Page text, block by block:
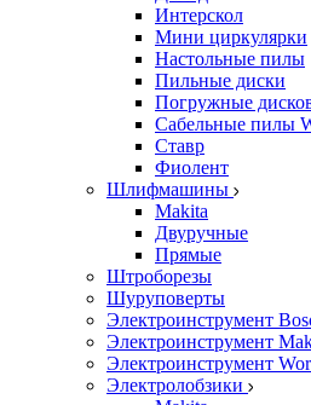
Интерскол
Мини циркулярки
Настольные пилы
Пильные диски
Погружные
Сабельные пилы
Ставр
Фиолент
Шлифмашины
Makita
Двуручные
Прямые
Штроборезы
Шуруповерты
Электроинструмент
Электроинструмент
Электроинструмент
Электролобзики